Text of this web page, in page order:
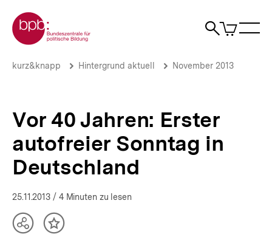
zum
Seiteninhalt
springen
Zur Startseite der bpb
Suche
Artikel
im
Vor
autofreier
Sonntag
Deutschland
Hintergrund
Brotkrümelnavigation
Pfadnavigation
kurz&knapp Hintergrund aktuell November 2013
Vor 40 Jahren: Erster
autofreier Sonntag in
Deutschland
25.11.2013 / 4 Minuten zu lesen
TeilenInhalt